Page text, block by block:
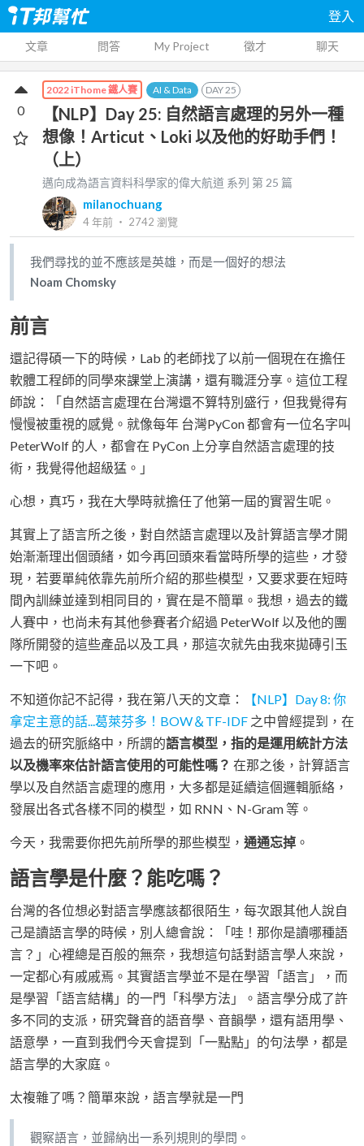
登入
文章 問答 My Project 徵才 聊天
2022 iThome 鐵人賽 AI & Data DAY25
【NLP】Day 25: 自然語言處理的另外一種
想像！Articut、Loki 以及他的好助手們！
（上）
邁向成為語言資料科學家的偉大航道 系列 第25 篇
milanochuang
4 年前 ‧ 2742 瀏覽
0
我們尋找的並不應該是英雄，而是一個好的想法
Noam Chomsky
前言
還記得碩一下的時候，Lab 的老師找了以前一個現在在擔任
軟體工程師的同學來課堂上演講，還有職涯分享。這位工程
師說：「自然語言處理在台灣還不算特別盛行，但我覺得有
慢慢被重視的感覺。就像每年 台灣PyCon 都會有一位名字叫
PeterWolf 的人，都會在 PyCon 上分享自然語言處理的技
術，我覺得他超級猛。」
心想，真巧，我在大學時就擔任了他第一屆的實習生呢。
其實上了語言所之後，對自然語言處理以及計算語言學才開
始漸漸理出個頭緒，如今再回頭來看當時所學的這些，才發
現，若要單純依靠先前所介紹的那些模型，又要求要在短時
間內訓練並達到相同目的，實在是不簡單。我想，過去的鐵
人賽中，也尚未有其他參賽者介紹過 PeterWolf 以及他的團
隊所開發的這些產品以及工具，那這次就先由我來拋磚引玉
一下吧。
不知道你記不記得，我在第八天的文章：
【NLP】Day 8: 你
拿定主意的話...葛萊芬多！BOW＆TF-IDF 之中曾經提到，在
過去的研究脈絡中，所謂的語言模型，指的是運用統計方法
以及機率來估計語言使用的可能性嗎？ 在那之後，計算語言
學以及自然語言處理的應用，大多都是延續這個邏輯脈絡，
發展出各式各樣不同的模型，如 RNN、N-Gram 等。
今天，我需要你把先前所學的那些模型， 通通忘掉 。
語言學是什麼？能吃嗎？
台灣的各位想必對語言學應該都很陌生，每次跟其他人說自
己是讀語言學的時候，別人總會說：「哇！那你是讀哪種語
言？」心裡總是百般的無奈，我想這句話對語言學人來說，
一定都心有戚戚焉。其實語言學並不是在學習「語言」，而
是學習「語言結構」的一門「科學方法」。語言學分成了許
多不同的支派，研究聲音的語音學、音韻學，還有語用學、
語意學，一直到我們今天會提到「一點點」的句法學，都是
語言學的大家庭。
太複雜了嗎？簡單來說，語言學就是一門
觀察語言，並歸納出一系列規則的學問。